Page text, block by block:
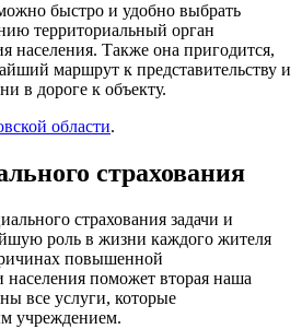
быстро и удобно выбрать
территориальный орган
населения. Также она пригодится,
маршрут к представительству и
в дороге к объекту.
области.
страхования
страхования задачи и
роль в жизни каждого жителя
повышенной
населения поможет вторая наша
все услуги, которые
учреждением.